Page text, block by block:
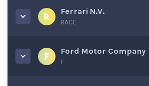
Ferrari N.V.
RACE
Ford Motor Company
F